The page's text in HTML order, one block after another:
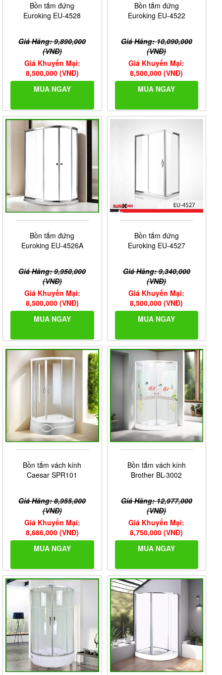
Bồn tắm đứng
Euroking EU-4528
Giá Hãng: 9,890,000
(VNĐ)
Giá Khuyến Mại:
8,500,000 (VNĐ)
MUA NGAY
Bồn tắm đứng
Euroking EU-4522
Giá Hãng: 10,090,000
(VNĐ)
Giá Khuyến Mại:
8,500,000 (VNĐ)
MUA NGAY
Bồn tắm đứng
Euroking EU-4526A
Giá Hãng: 9,950,000
(VNĐ)
Giá Khuyến Mại:
8,500,000 (VNĐ)
MUA NGAY
Bồn tắm đứng
Euroking EU-4527
Giá Hãng: 9,340,000
(VNĐ)
Giá Khuyến Mại:
8,500,000 (VNĐ)
MUA NGAY
Bồn tắm vách kính
Caesar SPR101
Giá Hãng: 8,955,000
(VNĐ)
Giá Khuyến Mại:
8,686,000 (VNĐ)
MUA NGAY
Bồn tắm vách kính
Brother BL-3002
Giá Hãng: 12,977,000
(VNĐ)
Giá Khuyến Mại:
8,750,000 (VNĐ)
MUA NGAY